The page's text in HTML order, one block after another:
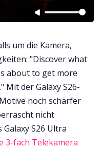
um die Kamera,
"Discover what
about to get more
Mit der Galaxy S26-
noch schärfer
nicht
S26 Ultra
3-fach Telekamera